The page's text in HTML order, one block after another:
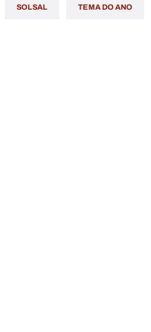
SOLSAL TEMA DO ANO